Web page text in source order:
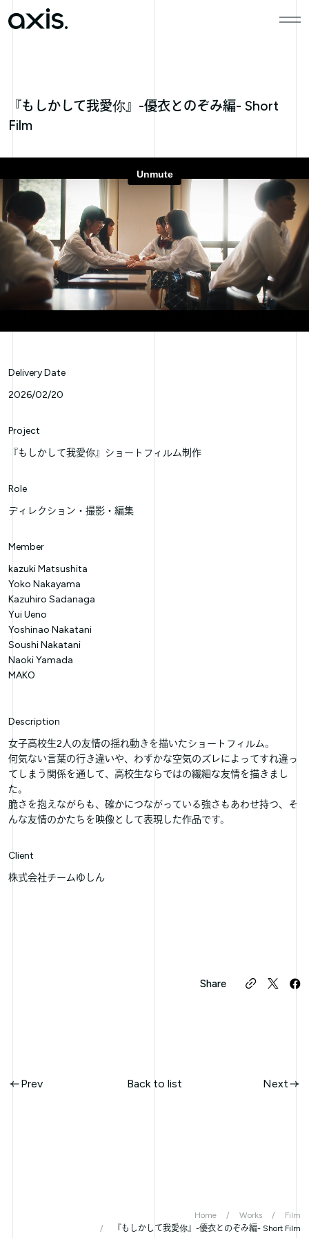
メ
『もしかして我愛你』-優衣とのぞみ編- Short
Film
Delivery Date
2026/02/20
Project
『もしかして我愛你』ショートフィルム制作
Role
ディレクション
撮影 編集
Member
kazuki Matsushita
Yoko Nakayama
Kazuhiro Sadanaga
Yui Ueno
Yoshinao Nakatani
Soushi Nakatani
Naoki Yamada
MAKO
Description
女子高校生2人の友情の揺れ動きを描いたショートフィルム。
何気ない言葉の行き違いや、わずかな空気のズレによってすれ違っ
てしまう関係を通して、高校生ならではの繊細な友情を描きまし
た。
脆さを抱えながらも、確かにつながっている強さもあわせ持つ、そ
んな友情のかたちを映像として表現した作品です。
Client
株式会社チームゆしん
Share
Prev Back to list Next
Home Works
Film
『もしかして我愛你』-優衣とのぞみ編- Short Film